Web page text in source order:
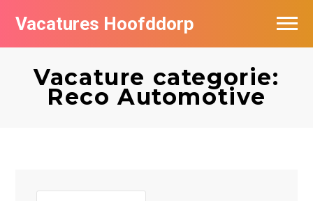
Vacatures Hoofddorp
Vacature categorie:
Reco Automotive
Vacatures per bedrijf in Hoofddorp